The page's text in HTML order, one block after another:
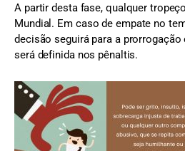
A partir desta fase, qualquer
Mundial. Em caso de empate no
decisão seguirá para a
será definida nos pênaltis.